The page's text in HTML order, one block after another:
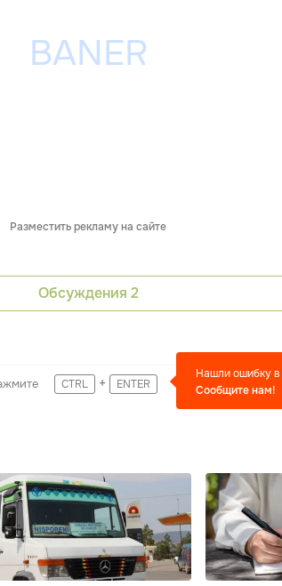
Разместить рекламу на сайте
Обсуждения 2
CTRL + ENTER
Нашли ошибку в
Сообщите нам!